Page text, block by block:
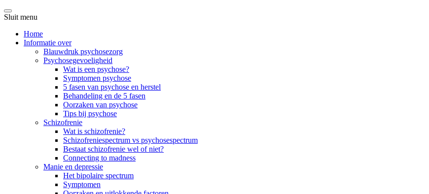
Sluit menu
Home
Informatie over
Blauwdruk psychosezorg
Psychosegevoeligheid
Wat is een psychose?
Symptomen psychose
5 fasen van psychose en herstel
Behandeling en de 5 fasen
Oorzaken van psychose
Tips bij psychose
Schizofrenie
Wat is schizofrenie?
Schizofreniespectrum vs psychosespectrum
Bestaat schizofrenie wel of niet?
Connecting to madness
Manie en depressie
Het bipolaire spectrum
Symptomen